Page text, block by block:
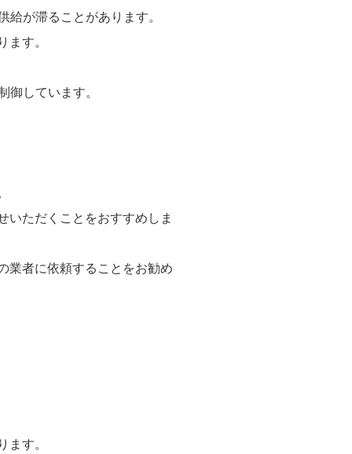
が滞ることがあります。
ます。
御しています。
いただくことをおすすめしま
業者に依頼することをお勧め
ます。